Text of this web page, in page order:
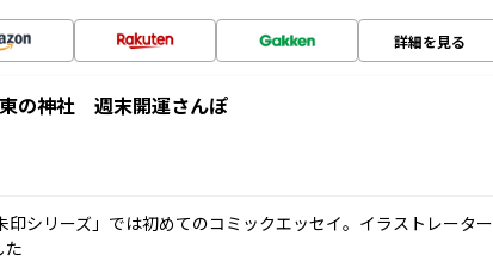
詳細を見る
の神社 週末開運さんぽ
印シリーズ」では初めてのコミックエッセイ。イラストレーター
た